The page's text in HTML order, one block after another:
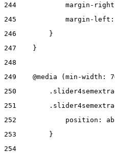
244
margin-
245
margin-
246
        }
247
    }
248
249
@media (min-width:
250
251
252
position:
253
        }
254